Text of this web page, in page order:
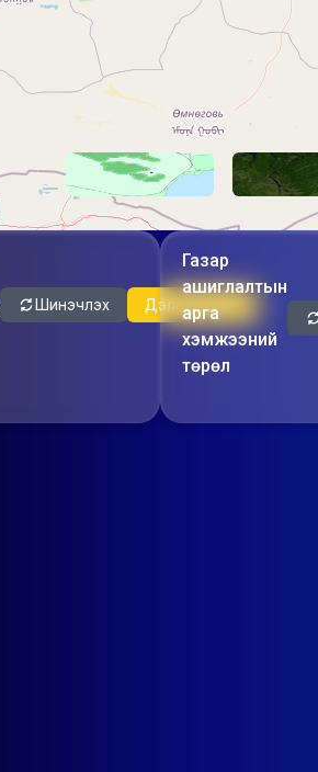
Шинэчлэх Дэлгэрэнгүй
Газар
ашиглалтын
арга
хэмжээний
төрөл